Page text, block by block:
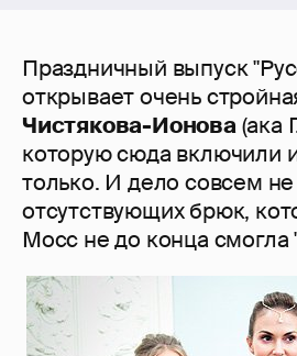
Праздничный выпуск
открывает очень
Чистякова-Ионова(ака
которую сюда включили
только. И дело совсем
отсутствующих брюк,
Мосс не до конца смогла